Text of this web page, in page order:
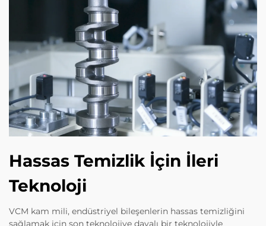
Hassas Temizlik İçin İleri
Teknoloji
VCM kam mili, endüstriyel bileşenlerin hassas temizliğini
sağlamak için son teknolojiye dayalı bir teknolojiyle